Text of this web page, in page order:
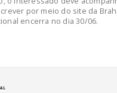
por meio do site da
encerra no dia 30/06.